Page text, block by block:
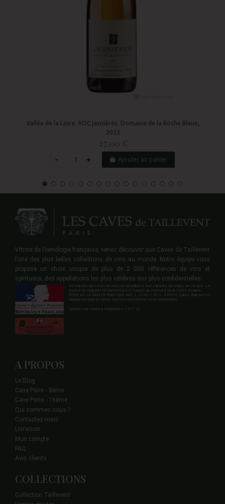
Vallée de la Loire, AOC Jasnières, Domaine de la Roche Bleue,
2022
27,00 €
Ajouter au panier
Vitrine de l’oenologie française, venez découvrir aux Caves de Taillevent
l’une des plus belles collections de vins au monde. Notre équipe vous
propose un choix unique de plus de 2 000 références de vins et
spiritueux, des appellations les plus célèbres aux plus confidentielles.
Interdiction de vente de boisson alcooliques aux mineurs de moins de 18 ans. La
preuve de majorité de l'acheteur est exigée au moment de la vente en ligne.
CODE DE LA SANTE PUBLIQUE ART. L 3342-1 ET L. 3353-3 L'abus d'alcool est
dangereux pour la santé. Sachez consommer avec modération.
Licence de vente à emporter n°131110.
A PROPOS
Le Blog
Cave Paris - 8ème
Cave Paris - 16ème
Qui sommes nous ?
Contactez-nous
Livraison
Mon compte
FAQ
Avis clients
COLLECTIONS
Collection Taillevent